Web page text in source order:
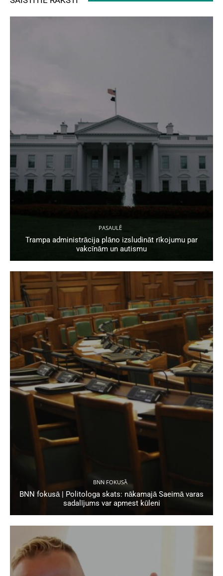
PASAULĒ
Trampa administrācija plāno izsludināt rīkojumu par
vakcīnām un autismu
BNN FOKUSĀ
BNN fokusā | Politologa skats: nākamajā Saeimā varas
sadalījums var apmest kūleni